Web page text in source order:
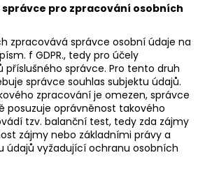
správce pro zpracování osobních
zpracovává správce osobní údaje na
f GDPR., tedy pro účely
správce. Pro tento druh
správce souhlas subjektu údajů.
zpracování je omezen, správce
posuzuje oprávněnost takového
tzv. balanční test, tedy zda zájmy
zájmy nebo základními právy a
údajů vyžadující ochranu osobních